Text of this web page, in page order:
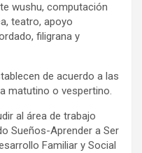
wushu, computación
teatro, apoyo
filigrana y
de acuerdo a las
matutino o vespertino.
al área de trabajo
Sueños-Aprender a Ser
Familiar y Social